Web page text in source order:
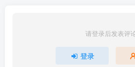
请登录后发表评
登录